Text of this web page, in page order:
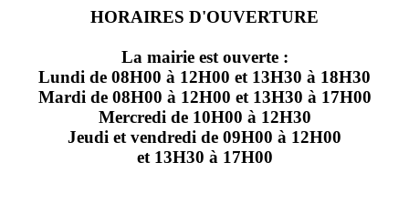
HORAIRES D'OUVERTURE
La mairie est ouverte :
Lundi de 08H00 à 12H00 et 13H30 à 18H30
Mardi de 08H00 à 12H00 et 13H30 à 17H00
Mercredi de 10H00 à 12H30
Jeudi et vendredi de 09H00 à 12H00
et 13H30 à 17H00